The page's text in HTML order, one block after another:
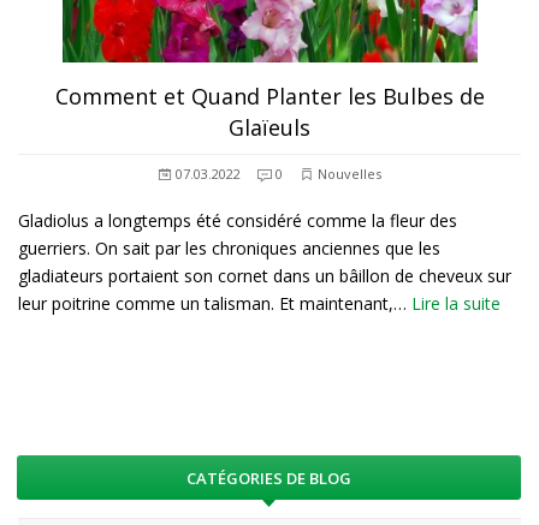
Comment et Quand Planter les Bulbes de
Glaïeuls
07.03.2022 0 Nouvelles
Gladiolus a longtemps été considéré comme la fleur des
guerriers. On sait par les chroniques anciennes que les
gladiateurs portaient son cornet dans un bâillon de cheveux sur
leur poitrine comme un talisman. Et maintenant,… Lire la suite
CATÉGORIES DE BLOG